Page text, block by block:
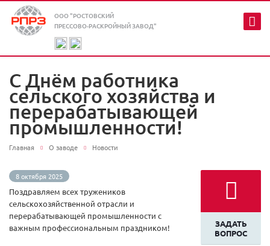
ООО "РОСТОВСКИЙ
ПРЕССОВО-РАСКРОЙНЫЙ ЗАВОД"
С Днём работника
сельского хозяйства и
перерабатывающей
промышленности!
Главная О заводе Новости
ЗАДАТЬ
ВОПРОС
8 октября 2025
Поздравляем всех тружеников
сельскохозяйственной отрасли и
перерабатывающей промышленности с
важным профессиональным праздником!